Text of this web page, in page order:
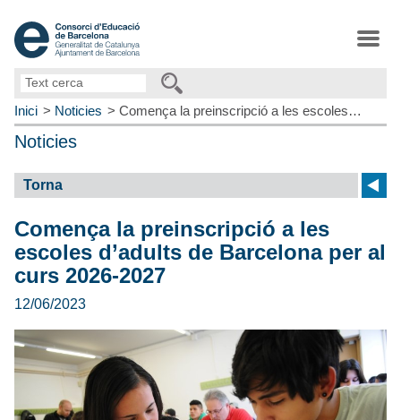
Text
Inici
Noticies Comença la preinscripció a les escoles…
Noticies
Torna
Comença la preinscripció a les
escoles d’adults de Barcelona per al
curs 2026-2027
12/06/2023